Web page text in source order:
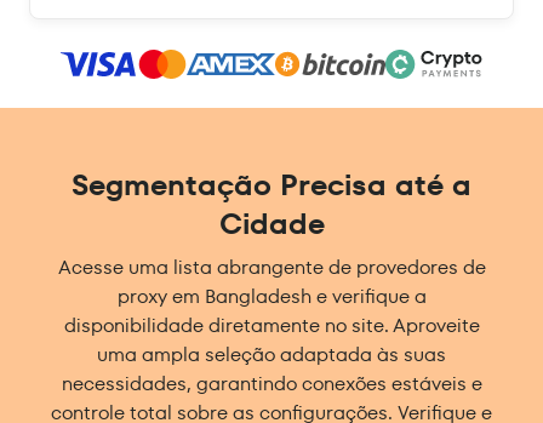
Segmentação Precisa até a
Cidade
Acesse uma lista abrangente de provedores de
proxy em Bangladesh e verifique a
disponibilidade diretamente no site. Aproveite
uma ampla seleção adaptada às suas
necessidades, garantindo conexões estáveis e
controle total sobre as configurações. Verifique e